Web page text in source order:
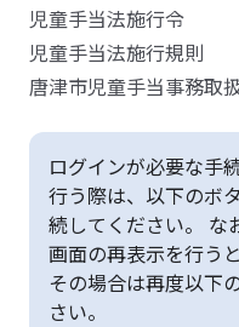
児童手当法施行令
児童手当法施行規則
唐津市児童手当事務取
ログインが必要な手
行う際は、以下のボ
続してください。 な
画面の再表示を行う
その場合は再度以下
さい。